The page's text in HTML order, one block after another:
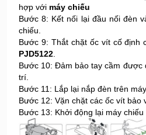
hợp với máy chiếu
Bước 8: Kết nối lại đầu nối đèn
chiếu.
Bước 9: Thắt chặt ốc vít cố định
PJD5122
Bước 10: Đảm bảo tay cầm được
trí.
Bước 11: Lắp lại nắp đèn trên
Bước 12: Vặn chặt các ốc vít bảo
Bước 13: Khởi động lại máy chiếu